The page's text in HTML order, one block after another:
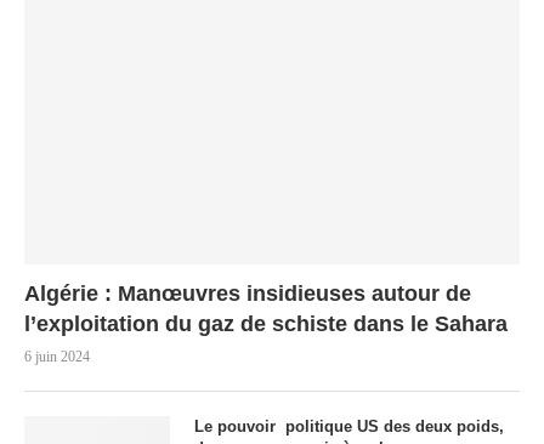
Algérie : Manœuvres insidieuses autour de
l’exploitation du gaz de schiste dans le Sahara
6 juin 2024
Le pouvoir politique US des deux poids,